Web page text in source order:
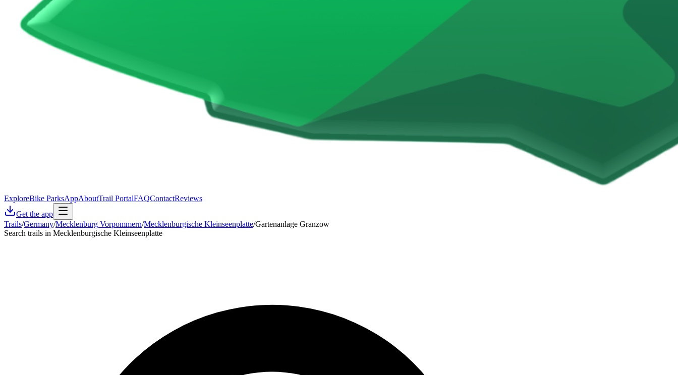
ExploreBike ParksAppAboutTrail PortalFAQContactReviews
Get the app
Trails/Germany/Mecklenburg Vorpommern/Mecklenburgische Kleinseenplatte/Gartenanlage Granzow
Search trails in Mecklenburgische Kleinseenplatte